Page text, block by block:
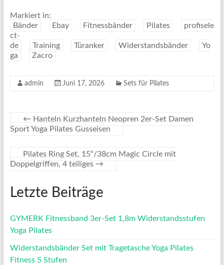
Markiert in:
Bänder
Ebay Fitnessbänder Pilates
profisele
ct-
de
Training Türanker Widerstandsbänder
Yo
ga
Zacro
admin Juni 17, 2026 Sets für Pilates
← Hanteln Kurzhanteln Neopren 2er-Set Damen
Sport Yoga Pilates Gusseisen
Pilates Ring Set, 15“/38cm Magic Circle mit
Doppelgriffen, 4 teiliges →
Letzte Beiträge
GYMERK Fitnessband 3er-Set 1,8m Widerstandsstufen
Yoga Pilates
Widerstandsbänder Set mit Tragetasche Yoga Pilates
Fitness 5 Stufen